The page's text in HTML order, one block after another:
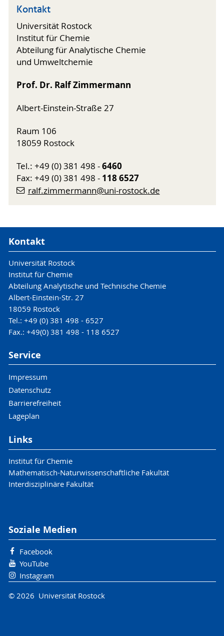
Kontakt
Universität Rostock
Institut für Chemie
Abteilung für Analytische Chemie
und Umweltchemie
Prof. Dr. Ralf Zimmermann
Albert-Einstein-Straße 27
Raum 106
18059 Rostock
Tel.: +49 (0) 381 498 -6460
Fax: +49 (0) 381 498 - 118 6527
ralf.zimmermann@uni-rostock.de
Kontakt
Universität Rostock
Institut für Chemie
Abteilung Analytische und Technische Chemie
Albert-Einstein-Str. 27
18059 Rostock
Tel.: +49 (0) 381 498 - 6527
Fax.: +49(0) 381 498 - 118 6527
Service
Impressum
Datenschutz
Barrierefreiheit
Lageplan
Links
Institut für Chemie
Mathematisch-Naturwissenschaftliche Fakultät
Interdisziplinäre Fakultät
Soziale Medien
Facebook
YouTube
Instagram
© 2026 Universität Rostock